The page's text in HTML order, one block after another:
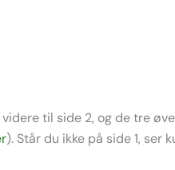
til side 2, og de tre
). Står du ikke på side 1, ser